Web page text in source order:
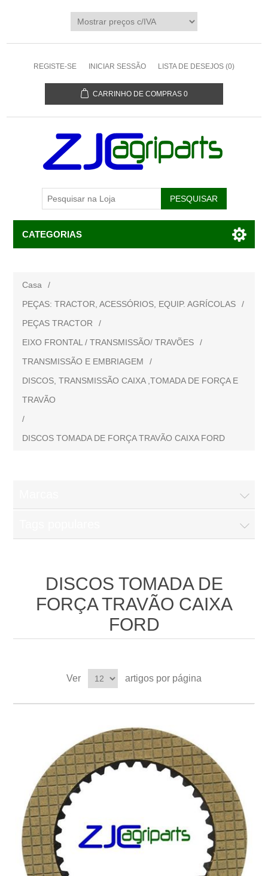
REGISTE-SE INICIAR SESSÃO LISTA DE DESEJOS (0)
CARRINHO DE COMPRAS 0
CATEGORIAS
Casa
/
PEÇAS: TRACTOR, ACESSÓRIOS, EQUIP. AGRÍCOLAS
/
PEÇAS TRACTOR
/
EIXO FRONTAL / TRANSMISSÃO/ TRAVÕES
/
TRANSMISSÃO E EMBRIAGEM
/
DISCOS, TRANSMISSÃO CAIXA ,TOMADA DE FORÇA E
TRAVÃO
/
DISCOS TOMADA DE FORÇA TRAVÃO CAIXA FORD
DISCOS TOMADA DE
FORÇA TRAVÃO CAIXA
FORD
Ver artigos por página